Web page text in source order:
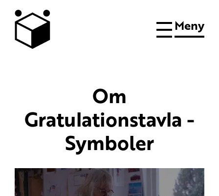
Meny
Om
Gratulationstavla -
Symboler